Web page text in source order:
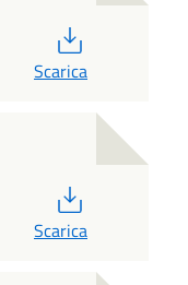
Scarica
Scarica